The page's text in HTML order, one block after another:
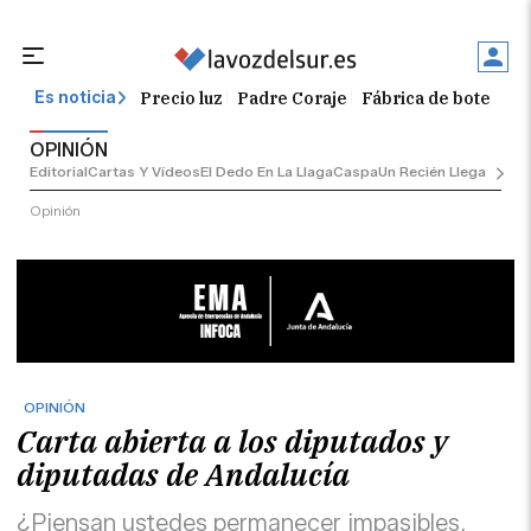
Es noticia Precio luz Padre Coraje Fábrica de botellas
OPINIÓN
EditorialCartas Y VídeosEl Dedo En La LlagaCaspaUn Recién Llegado
Opinión
OPINIÓN
Carta abierta a los diputados y
diputadas de Andalucía
¿Piensan ustedes permanecer impasibles,